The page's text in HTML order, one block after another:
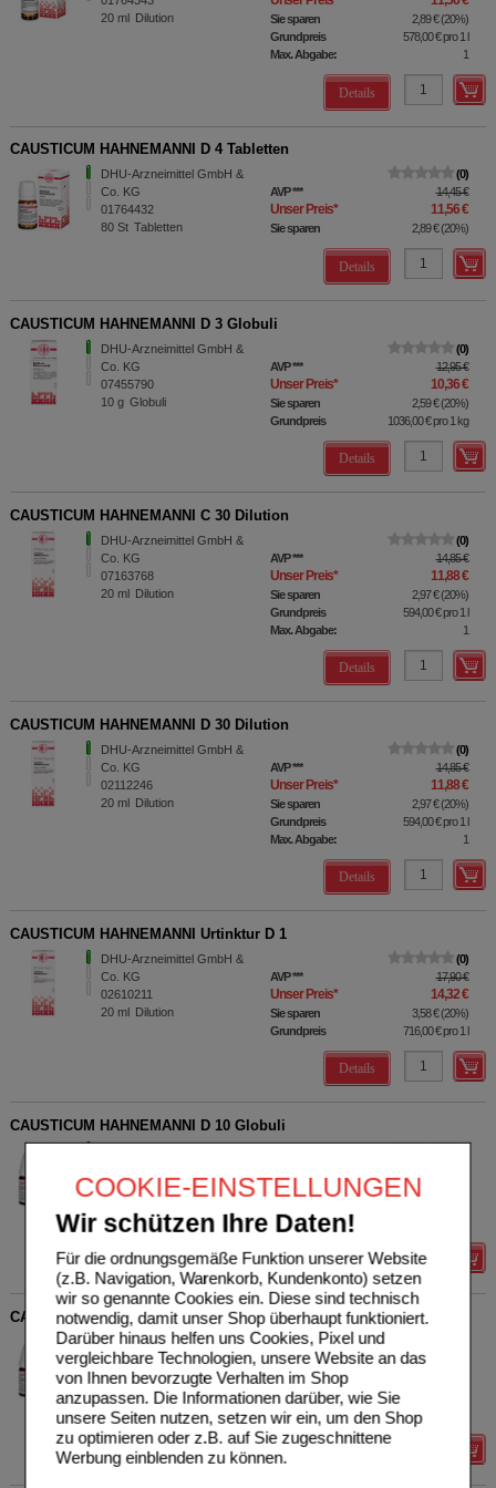
COOKIE-EINSTELLUNGEN
Wir schützen Ihre Daten!
Für die ordnungsgemäße Funktion unserer Website
(z.B. Navigation, Warenkorb, Kundenkonto) setzen
wir so genannte Cookies ein. Diese sind technisch
notwendig, damit unser Shop überhaupt funktioniert.
Darüber hinaus helfen uns Cookies, Pixel und
vergleichbare Technologien, unsere Website an das
von Ihnen bevorzugte Verhalten im Shop
anzupassen. Die Informationen darüber, wie Sie
unsere Seiten nutzen, setzen wir ein, um den Shop
zu optimieren oder z.B. auf Sie zugeschnittene
Werbung einblenden zu können.
20 ml Dilution Sie sparen 2,89 €(20%)
Grundpreis
578,00 €pro 1 l
Max. Abgabe:
1
Details
CAUSTICUM HAHNEMANNI D 4 Tabletten
DHU-Arzneimittel GmbH &
Co. KG
01764432
80 St Tabletten
0
AVP*** 14,45 €
Unser Preis* 11,56 €
Sie sparen 2,89 €(20%)
Details
CAUSTICUM HAHNEMANNI D 3 Globuli
DHU-Arzneimittel GmbH &
Co. KG
07455790
10 g Globuli
0
AVP*** 12,95 €
Unser Preis* 10,36 €
Sie sparen 2,59 €(20%)
Grundpreis
1036,00 €pro 1 kg
Details
CAUSTICUM HAHNEMANNI C 30 Dilution
DHU-Arzneimittel GmbH &
Co. KG
07163768
20 ml Dilution
0
AVP*** 14,85 €
Unser Preis* 11,88 €
Sie sparen 2,97 €(20%)
Grundpreis
594,00 €pro 1 l
Max. Abgabe:
1
Details
CAUSTICUM HAHNEMANNI D 30 Dilution
DHU-Arzneimittel GmbH &
Co. KG
02112246
20 ml Dilution
0
AVP*** 14,85 €
Unser Preis* 11,88 €
Sie sparen 2,97 €(20%)
Grundpreis
594,00 €pro 1 l
Max. Abgabe:
1
Details
CAUSTICUM HAHNEMANNI Urtinktur D 1
DHU-Arzneimittel GmbH &
Co. KG
02610211
20 ml Dilution
0
AVP*** 17,90 €
Unser Preis* 14,32 €
Sie sparen 3,58 €(20%)
Grundpreis
716,00 €pro 1 l
Details
CAUSTICUM HAHNEMANNI D 10 Globuli
04211254
Unser Preis
Grundpreis
Details
CAUSTICUM HAHNEMANNI C 1000 Globuli
DHU-Arzneimittel GmbH &
Co. KG
04211248
10g Globuli
AVP***
Unser Preis*
Sie sparen
Grundpreis
3832,00 €